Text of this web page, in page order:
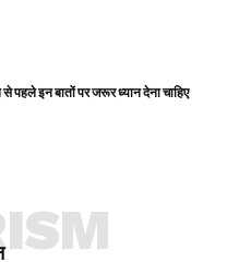
पहले इन बातों पर जरूर ध्यान देना चाहिए